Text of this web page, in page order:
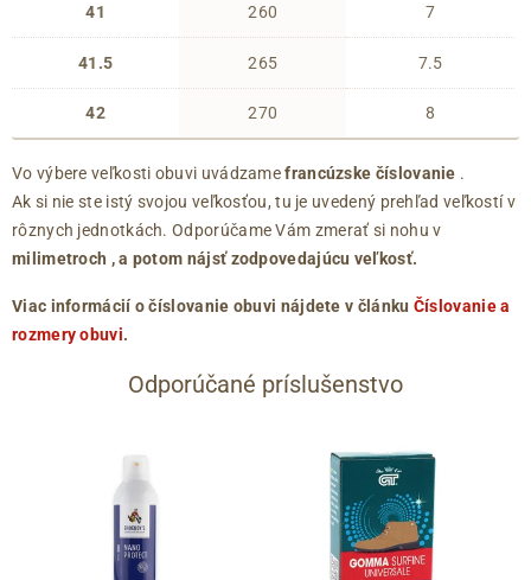
41
41.5
42
260
265
270
7
7.5
8
Vo výbere veľkosti obuvi uvádzamefrancúzske číslovanie .
Ak si nie ste istý svojou veľkosťou, tu je uvedený prehľad veľkostí v
rôznych jednotkách. Odporúčame Vám zmerať si nohu v
milimetroch , a potom nájsť zodpovedajúcu veľkosť.
Viac informácií o číslovanie obuvi nájdete v článku Číslovanie a
rozmery obuvi.
Odporúčané príslušenstvo